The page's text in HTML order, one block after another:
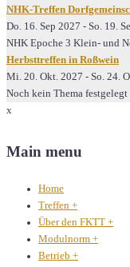
NHK-Treffen
Do. 16. Sep 2027 - So. 19.
NHK Epoche 3 Klein- und
Herbsttreffen in Roßwein
Mi. 20. Okt. 2027 - So. 24.
Noch kein Thema festgelegt
x
Main menu
Home
Treffen +
Über den FKTT +
Modulnorm +
Betrieb +